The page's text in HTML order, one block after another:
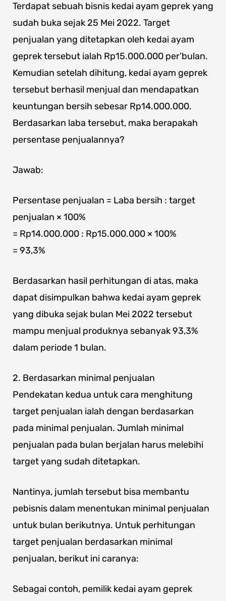
Terdapat sebuah bisnis kedai ayam geprek yang
sudah buka sejak 25 Mei 2022. Target
penjualan yang ditetapkan oleh kedai ayam
geprek tersebut ialah Rp15.000.000 per’bulan.
Kemudian setelah dihitung, kedai ayam geprek
tersebut berhasil menjual dan mendapatkan
keuntungan bersih sebesar Rp14.000.000.
Berdasarkan laba tersebut, maka berapakah
persentase penjualannya?
Jawab:
Persentase penjualan = Laba bersih : target
penjualan × 100%
= Rp14.000.000 : Rp15.000.000 × 100%
= 93,3%
Berdasarkan hasil perhitungan di atas, maka
dapat disimpulkan bahwa kedai ayam geprek
yang dibuka sejak bulan Mei 2022 tersebut
mampu menjual produknya sebanyak 93,3%
dalam periode 1 bulan.
2. Berdasarkan minimal penjualan
Pendekatan kedua untuk cara menghitung
target penjualan ialah dengan berdasarkan
pada minimal penjualan. Jumlah minimal
penjualan pada bulan berjalan harus melebihi
target yang sudah ditetapkan.
Nantinya, jumlah tersebut bisa membantu
pebisnis dalam menentukan minimal penjualan
untuk bulan berikutnya. Untuk perhitungan
target penjualan berdasarkan minimal
penjualan, berikut ini caranya:
Sebagai contoh, pemilik kedai ayam geprek